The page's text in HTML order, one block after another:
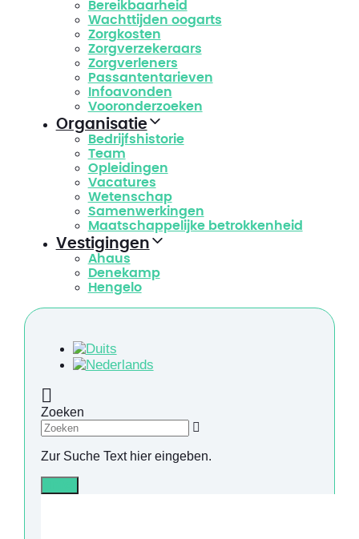
Bereikbaarheid
Wachttijden oogarts
Zorgkosten
Zorgverzekeraars
Zorgverleners
Passantentarieven
Infoavonden
Vooronderzoeken
Organisatie
Bedrijfshistorie
Team
Opleidingen
Vacatures
Wetenschap
Samenwerkingen
Maatschappelijke betrokkenheid
Vestigingen
Ahaus
Denekamp
Hengelo
Zoeken
Zur Suche Text hier eingeben.